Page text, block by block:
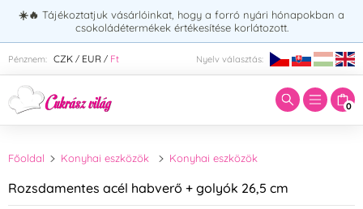
☀️🔥 Tájékoztatjuk vásárlóinkat, hogy a forró nyári hónapokban a
csokoládétermékek értékesítése korlátozott.
Pénznem: CZK / EUR / Ft Nyelv választás:
0
Adja meg a keresett kifejezést:
Főoldal Konyhai eszközök Konyhai eszközök
Rozsdamentes acél habverő + golyók 26,5 cm